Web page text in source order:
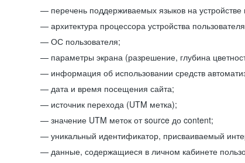
перечень поддерживаемых языков на устройстве
архитектура процессора устройства
ОС пользователя;
параметры экрана (разрешение, глубина
информация об использовании средств
дата и время посещения сайта;
источник перехода (UTM метка);
значение UTM меток от source до content;
уникальный идентификатор, присваиваемый
данные, содержащиеся в личном кабинете